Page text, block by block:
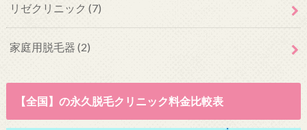
リゼクリニック (7)
家庭用脱毛器 (2)
【全国】の永久脱毛クリニック料金比較表